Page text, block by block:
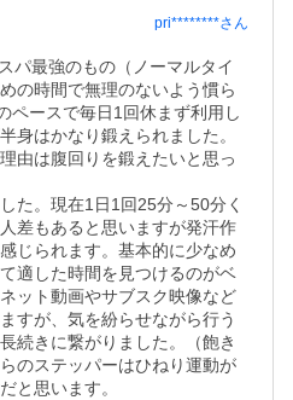
pri********さん
パ最強のもの（ノーマルタイ
の時間で無理のないよう慣ら
ペースで毎日1回休まず利用し
身はかなり鍛えられました。
由は腹回りを鍛えたいと思っ
た。現在1日1回25分～50分く
差もあると思いますが発汗作
じられます。基本的に少なめ
適した時間を見つけるのがベ
ット動画やサブスク映像など
すが、気を紛らせながら行う
続きに繋がりました。（飽き
のステッパーはひねり運動が
と思います。